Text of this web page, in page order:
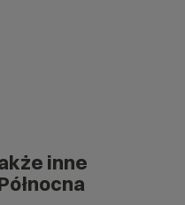
inne